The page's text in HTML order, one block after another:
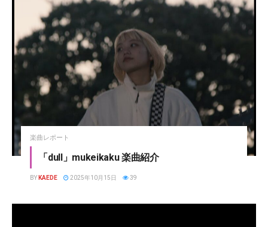
楽曲レポート
「dull」mukeikaku 楽曲紹介
BY KAEDE 2025年10月15日 39